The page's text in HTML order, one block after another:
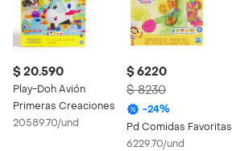
$ 20.590
Play-Doh Avión
Primeras Creaciones
20589.70/und
$ 6220
$ 8230
-24%
Pd Comidas Favoritas
6229.70/und